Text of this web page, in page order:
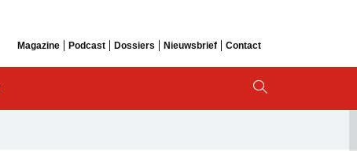
Magazine Podcast Dossiers Nieuwsbrief Contact